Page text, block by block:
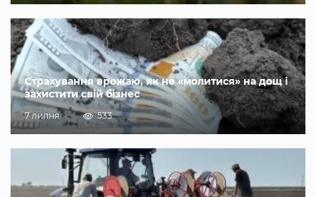
Страхування врожаю, як не «молитися» на дощ і
захистити свій бізнес
7 липня 533